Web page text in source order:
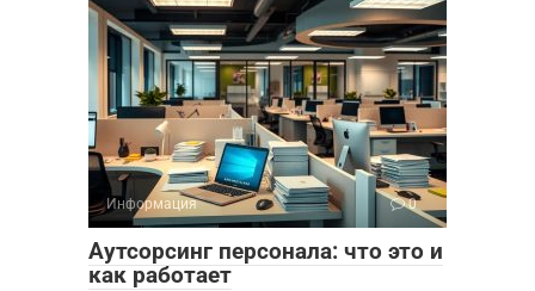
Информация 0
Аутсорсинг персонала: что это и
как работает